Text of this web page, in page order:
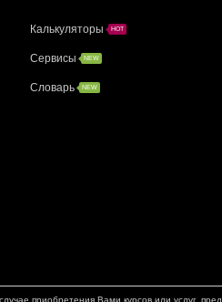
Калькуляторы HOT
Сервисы NEW
Словарь NEW
приобретения Вами курсов или услуг,